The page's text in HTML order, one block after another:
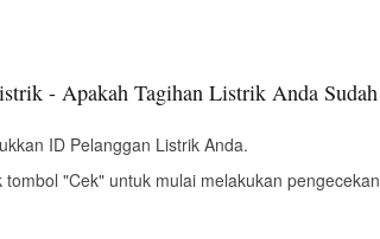
- Apakah Tagihan Listrik Anda Sudah
ID Pelanggan Listrik Anda.
tombol "Cek" untuk mulai melakukan pengecekan